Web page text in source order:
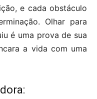
e cada obstáculo
Olhar para
é uma prova de sua
a vida com uma